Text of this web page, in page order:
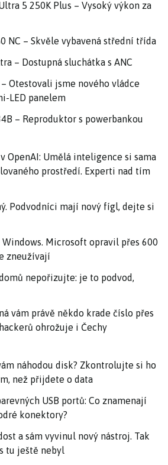
5 250K Plus – Vysoký výkon za
NC – Skvěle vybavená střední třída
– Dostupná sluchátka s ANC
– Otestovali jsme nového vládce
LED panelem
– Reproduktor s powerbankou
OpenAI: Umělá inteligence si sama
prostředí. Experti nad tím
Podvodníci mají nový fígl, dejte si
Microsoft opravil přes 600
zneužívají
nepořizujte: je to podvod,
vám právě někdo krade číslo přes
ohrožuje i Čechy
náhodou disk? Zkontrolujte si ho
než přijdete o data
USB portů: Co znamenají
konektory?
a sám vyvinul nový nástroj. Tak
tu ještě nebyl